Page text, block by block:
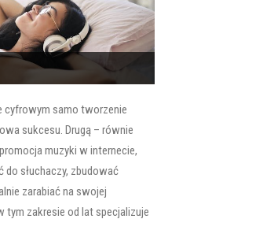
cyfrowym samo tworzenie
sukcesu. Drugą – równie
muzyki w internecie,
słuchaczy, zbudować
zarabiać na swojej
tym zakresie od lat specjalizuje